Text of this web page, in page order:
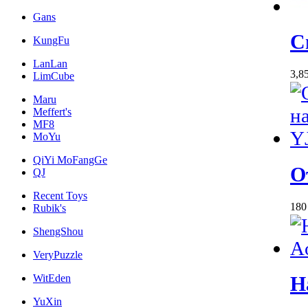
Gans
KungFu
LanLan
LimCube
Maru
Meffert's
MF8
MoYu
QiYi MoFangGe
QJ
Recent Toys
Rubik's
ShengShou
VeryPuzzle
WitEden
YuXin